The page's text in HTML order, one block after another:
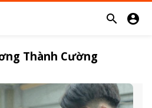
 
Thành Cường